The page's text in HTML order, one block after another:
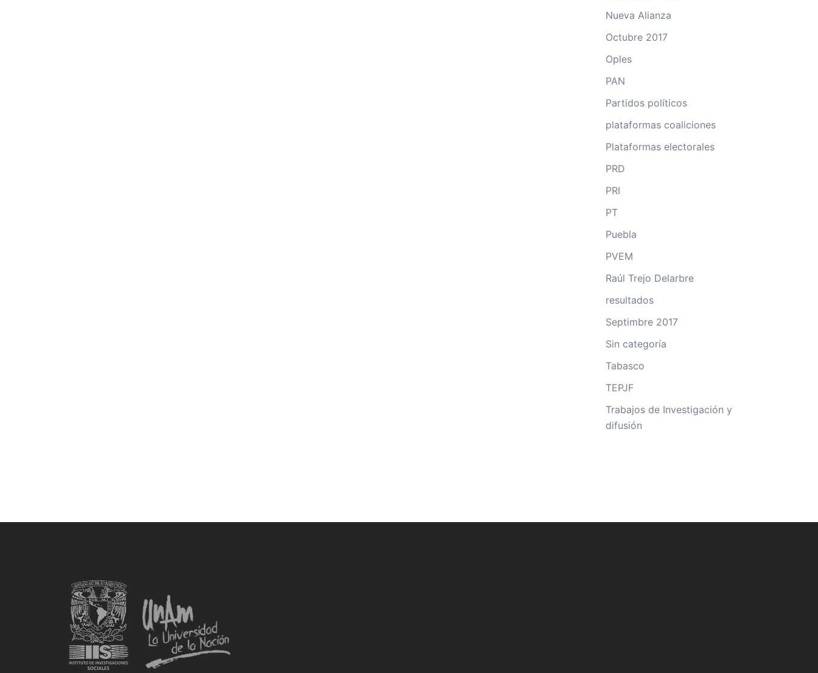
Nueva Alianza
Octubre 2017
Oples
PAN
Partidos políticos
plataformas coaliciones
Plataformas electorales
PRD
PRI
PT
Puebla
PVEM
Raúl Trejo Delarbre
resultados
Septimbre 2017
Sin categoría
Tabasco
TEPJF
Trabajos de Investigación y
difusión